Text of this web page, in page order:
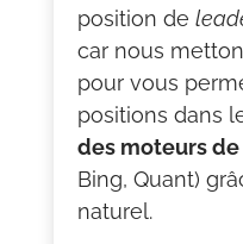
position de
car nous
pour vous
positions dans
des moteurs
Bing, Quant)
naturel.